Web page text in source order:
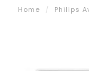
Home /
Philips